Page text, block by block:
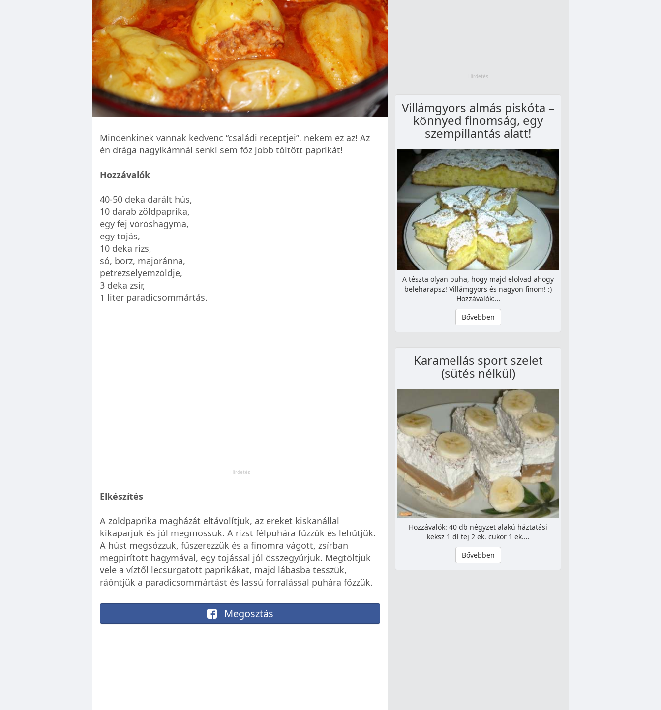
Mindenkinek vannak kedvenc “családi receptjei”, nekem ez az! Az
én drága nagyikámnál senki sem főz jobb töltött paprikát!
Hozzávalók
40-50 deka darált hús,
10 darab zöldpaprika,
egy fej vöröshagyma,
egy tojás,
10 deka rizs,
só, borz, majoránna,
petrezselyemzöldje,
3 deka zsír,
1 liter paradicsommártás.
Elkészítés
A zöldpaprika magházát eltávolítjuk, az ereket kiskanállal
kikaparjuk és jól megmossuk. A rizst félpuhára fűzzük és lehűtjük.
A húst megsózzuk, fűszerezzük és a finomra vágott, zsírban
megpirított hagymával, egy tojással jól összegyúrjuk. Megtöltjük
vele a víztől lecsurgatott paprikákat, majd lábasba tesszük,
ráöntjük a paradicsommártást és lassú forralással puhára főzzük.
Megosztás
Villámgyors almás piskóta –
könnyed finomság, egy
szempillantás alatt!
A tészta olyan puha, hogy majd elolvad ahogy
beleharapsz! Villámgyors és nagyon finom! :)
Hozzávalók:…
Bővebben
Karamellás sport szelet
(sütés nélkül)
Hozzávalók: 40 db négyzet alakú háztatási
keksz 1 dl tej 2 ek. cukor 1 ek.…
Bővebben